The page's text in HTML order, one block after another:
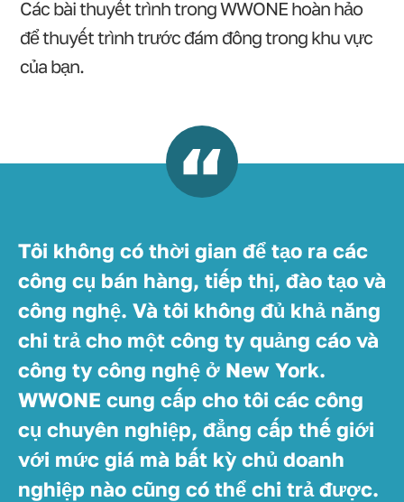
Các bài thuyết trình trong WWONE hoàn hảo
để thuyết trình trước đám đông trong khu vực
của bạn.
Tôi không có thời gian để tạo ra các
công cụ bán hàng, tiếp thị, đào tạo và
công nghệ. Và tôi không đủ khả năng
chi trả cho một công ty quảng cáo và
công ty công nghệ ở New York.
WWONE cung cấp cho tôi các công
cụ chuyên nghiệp, đẳng cấp thế giới
với mức giá mà bất kỳ chủ doanh
nghiệp nào cũng có thể chi trả được.